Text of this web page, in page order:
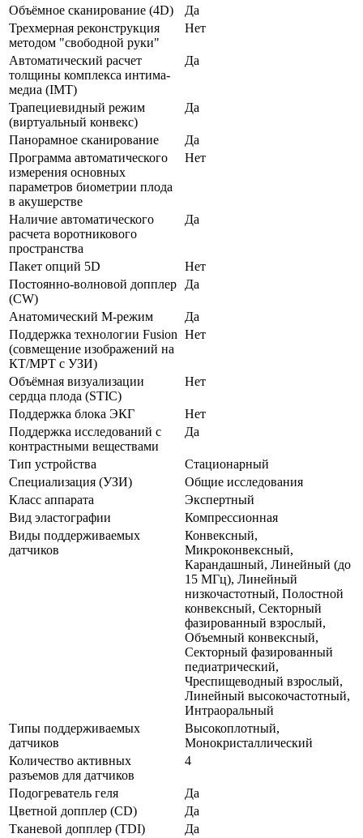
Объёмное сканирование (4D)
Да
Трехмерная реконструкция
методом "свободной руки"
Нет
Автоматический расчет
толщины комплекса интима-
медиа (IMT)
Да
Трапециевидный режим
(виртуальный конвекс)
Да
Панорамное сканирование
Да
Программа автоматического
измерения основных
параметров биометрии плода
в акушерстве
Нет
Наличие автоматического
расчета воротникового
пространства
Да
Пакет опций 5D
Нет
Постоянно-волновой допплер
(CW)
Да
Анатомический М-режим
Да
Поддержка технологии Fusion
(совмещение изображений на
КТ/МРТ с УЗИ)
Нет
Объёмная визуализации
сердца плода (STIC)
Нет
Поддержка блока ЭКГ
Нет
Поддержка исследований с
контрастными веществами
Да
Тип устройства
Стационарный
Специализация (УЗИ)
Общие исследования
Класс аппарата
Экспертный
Вид эластографии
Компрессионная
Виды поддерживаемых
датчиков
Конвексный,
Микроконвексный,
Карандашный, Линейный (до
15 МГц), Линейный
низкочастотный, Полостной
конвексный, Секторный
фазированный взрослый,
Объемный конвексный,
Секторный фазированный
педиатрический,
Чреспищеводный взрослый,
Линейный высокочастотный,
Интраоральный
Типы поддерживаемых
датчиков
Высокоплотный,
Монокристаллический
Количество активных
разъемов для датчиков
4
Подогреватель геля
Да
Цветной допплер (CD)
Да
Тканевой допплер (TDI)
Да